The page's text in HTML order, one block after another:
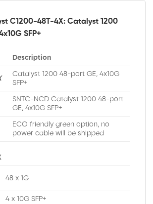
C1200-48T-4X: Catalyst 1200
SFP+
Description
Catalyst 1200 48-port GE, 4x10G
SFP+
SNTC-NCD Catalyst 1200 48-port
GE, 4x10G SFP+
ECO friendly green option, no
power cable will be shipped
48 x 1G
4 x 10G SFP+